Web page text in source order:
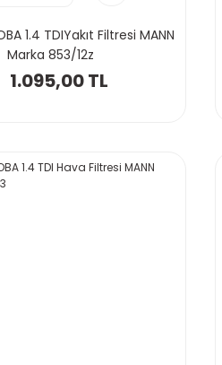
1.4 TDIYakıt Filtresi MANN
Marka 853/12z
1.095,00 TL